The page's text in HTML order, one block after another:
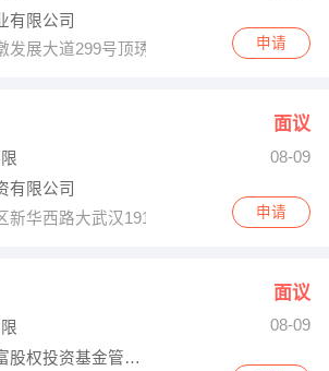
有限公司
发展大道299号顶琇物业办公室
申请
面议
08-09
有限公司
新华西路大武汉1911写字楼A座5F申请
面议
08-09
武汉华中汇富股权投资基金管理有限公司